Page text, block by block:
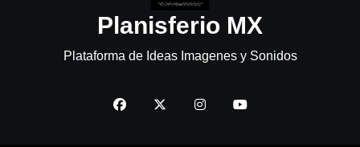
Planisferio MX
Plataforma de Ideas Imagenes y Sonidos